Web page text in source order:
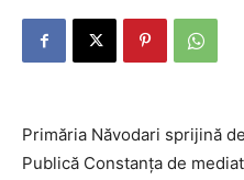
Primăria Năvodari sprijină
Publică Constanța de